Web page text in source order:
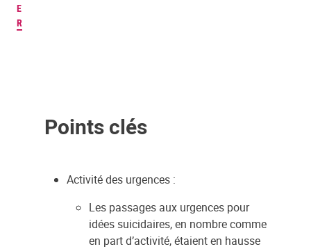
E
R
Points clés
Activité des urgences :
Les passages aux urgences pour
idées suicidaires, en nombre comme
en part d’activité, étaient en hausse